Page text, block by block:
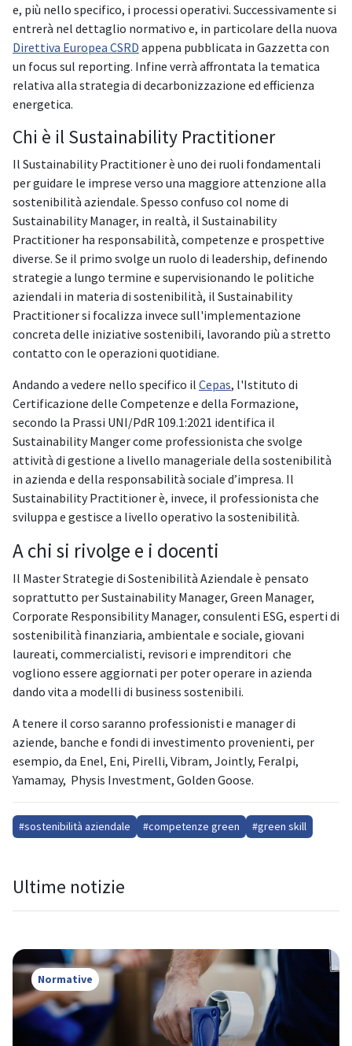
e, più nello specifico, i processi operativi. Successivamente si
entrerà nel dettaglio normativo e, in particolare della nuova
Direttiva Europea CSRD appena pubblicata in Gazzetta con
un focus sul reporting. Infine verrà affrontata la tematica
relativa alla strategia di decarbonizzazione ed efficienza
energetica.
Chi è il Sustainability Practitioner
Il Sustainability Practitioner è uno dei ruoli fondamentali
per guidare le imprese verso una maggiore attenzione alla
sostenibilità aziendale. Spesso confuso col nome di
Sustainability Manager, in realtà, il Sustainability
Practitioner ha responsabilità, competenze e prospettive
diverse. Se il primo svolge un ruolo di leadership, definendo
strategie a lungo termine e supervisionando le politiche
aziendali in materia di sostenibilità, il Sustainability
Practitioner si focalizza invece sull'implementazione
concreta delle iniziative sostenibili, lavorando più a stretto
contatto con le operazioni quotidiane.
Andando a vedere nello specifico il Cepas, l'Istituto di
Certificazione delle Competenze e della Formazione,
secondo la Prassi UNI/PdR 109.1:2021 identifica il
Sustainability Manger come professionista che svolge
attività di gestione a livello manageriale della sostenibilità
in azienda e della responsabilità sociale d’impresa. Il
Sustainability Practitioner è, invece, il professionista che
sviluppa e gestisce a livello operativo la sostenibilità.
A chi si rivolge e i docenti
Il Master Strategie di Sostenibilità Aziendale è pensato
soprattutto per Sustainability Manager, Green Manager,
Corporate Responsibility Manager, consulenti ESG, esperti di
sostenibilità finanziaria, ambientale e sociale, giovani
laureati, commercialisti, revisori e imprenditori che
vogliono essere aggiornati per poter operare in azienda
dando vita a modelli di business sostenibili.
A tenere il corso saranno professionisti e manager di
aziende, banche e fondi di investimento provenienti, per
esempio, da Enel, Eni, Pirelli, Vibram, Jointly, Feralpi,
Yamamay, Physis Investment, Golden Goose.
#sostenibilità aziendale #competenze green #green skill
Ultime notizie
Normative